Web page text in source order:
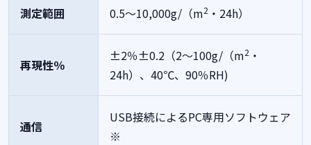
測定範囲 0.5～10,000g/（m2 ・24h）
再現性％
±2％±0.2（2～100g/（m2 ・
24h）、40℃、90％RH)
通信
USB接続によるPC専用ソフトウェア
※